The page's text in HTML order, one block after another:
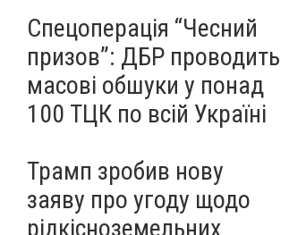
Спецоперація “Чесний
призов”: ДБР проводить
масові обшуки у понад
100 ТЦК по всій Україні
Трамп зробив нову
заяву про угоду щодо
рідкісноземельних